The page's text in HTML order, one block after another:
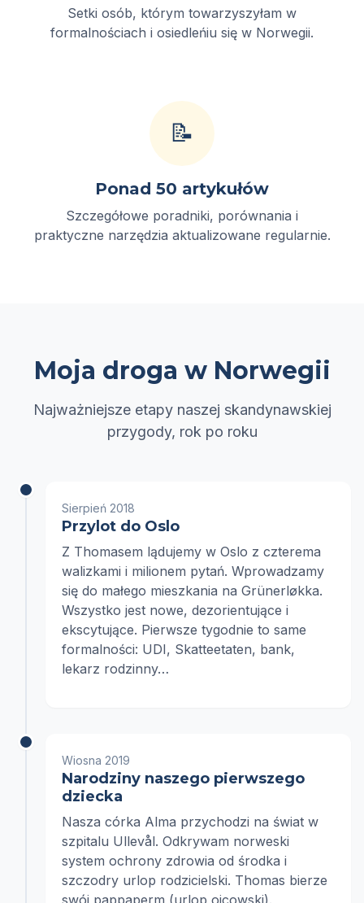
Setki osób, którym towarzyszyłam w
formalnościach i osiedleńiu się w Norwegii.
📝
Ponad 50 artykułów
Szczegółowe poradniki, porównania i
praktyczne narzędzia aktualizowane regularnie.
Moja droga w Norwegii
Najważniejsze etapy naszej skandynawskiej
przygody, rok po roku
Sierpień 2018
Przylot do Oslo
Z Thomasem lądujemy w Oslo z czterema
walizkami i milionem pytań. Wprowadzamy
się do małego mieszkania na Grünerløkka.
Wszystko jest nowe, dezorientujące i
ekscytujące. Pierwsze tygodnie to same
formalności: UDI, Skatteetaten, bank,
lekarz rodzinny…
Wiosna 2019
Narodziny naszego pierwszego
dziecka
Nasza córka Alma przychodzi na świat w
szpitalu Ullevål. Odkrywam norweski
system ochrony zdrowia od środka i
szczodry urlop rodzicielski. Thomas bierze
swój pappaperm (urlop ojcowski).